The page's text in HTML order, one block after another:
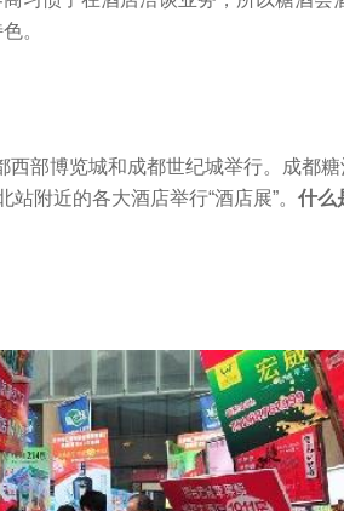
。
部博览城和成都世纪城举行。 成都
站附近的各大酒店举行“酒店展”。 什么